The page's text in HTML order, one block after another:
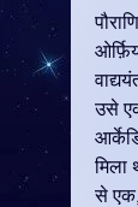
उसे
मिला
से